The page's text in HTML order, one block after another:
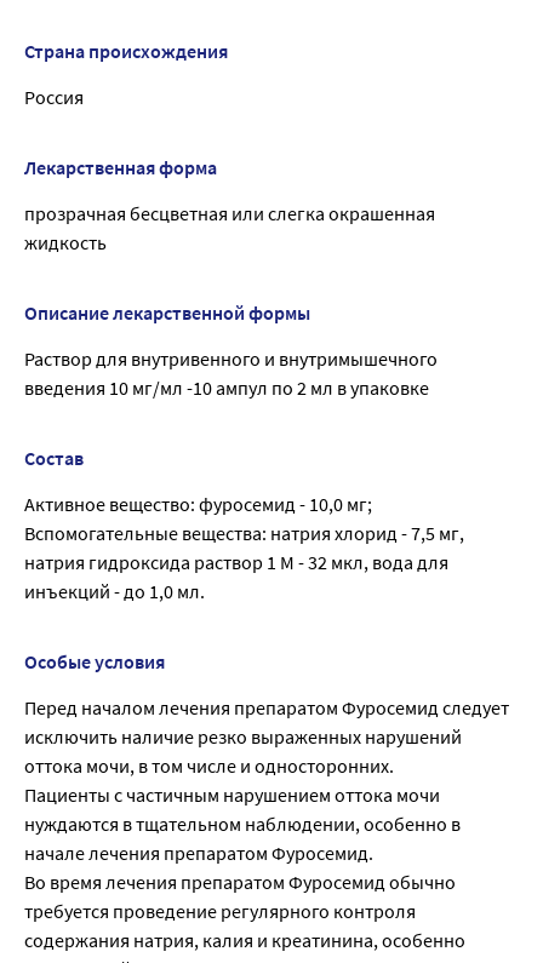
Страна происхождения
Россия
Лекарственная форма
прозрачная бесцветная или слегка окрашенная
жидкость
Описание лекарственной формы
Раствор для внутривенного и внутримышечного
введения 10 мг/мл -10 ампул по 2 мл в упаковке
Состав
Активное вещество: фуросемид - 10,0 мг;
Вспомогательные вещества: натрия хлорид - 7,5 мг,
натрия гидроксида раствор 1 М - 32 мкл, вода для
инъекций - до 1,0 мл.
Особые условия
Перед началом лечения препаратом Фуросемид следует
исключить наличие резко выраженных нарушений
оттока мочи, в том числе и односторонних.
Пациенты с частичным нарушением оттока мочи
нуждаются в тщательном наблюдении, особенно в
начале лечения препаратом Фуросемид.
Во время лечения препаратом Фуросемид обычно
требуется проведение регулярного контроля
содержания натрия, калия и креатинина, особенно